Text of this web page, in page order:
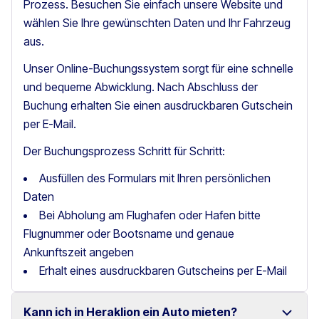
Prozess. Besuchen Sie einfach unsere Website und
wählen Sie Ihre gewünschten Daten und Ihr Fahrzeug
aus.
Unser Online-Buchungssystem sorgt für eine schnelle
und bequeme Abwicklung. Nach Abschluss der
Buchung erhalten Sie einen ausdruckbaren Gutschein
per E-Mail.
Der Buchungsprozess Schritt für Schritt:
Ausfüllen des Formulars mit Ihren persönlichen
Daten
Bei Abholung am Flughafen oder Hafen bitte
Flugnummer oder Bootsname und genaue
Ankunftszeit angeben
Erhalt eines ausdruckbaren Gutscheins per E-Mail
Kann ich in Heraklion ein Auto mieten?